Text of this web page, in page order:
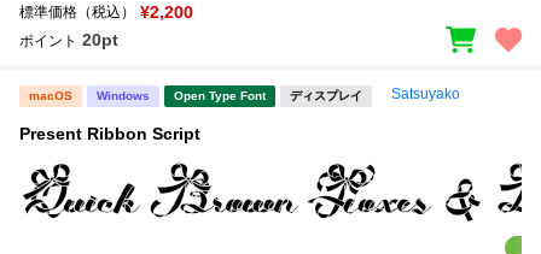
標準価格（税込） ¥2,200
ポイント 20pt
macOS Windows Open Type Font ディスプレイ Satsuyako
Present Ribbon Script